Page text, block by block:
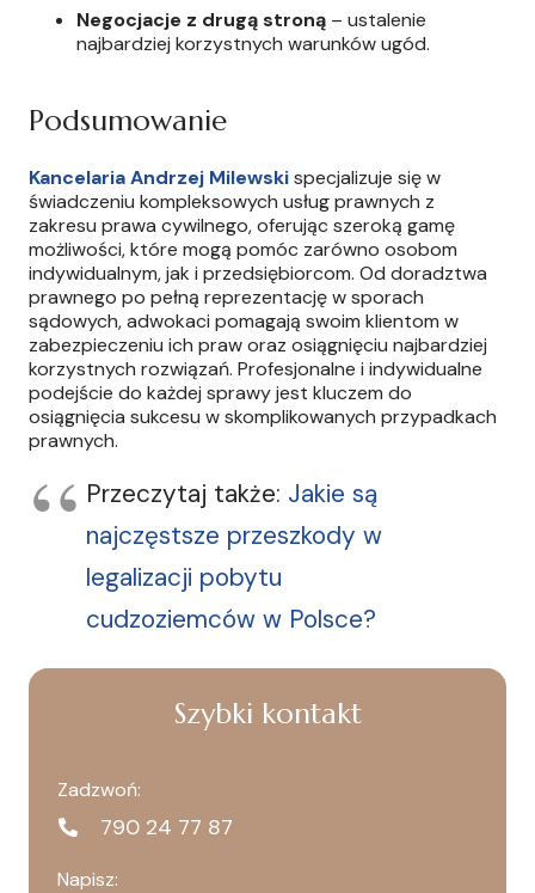
Negocjacje z drugą stroną – ustalenie
najbardziej korzystnych warunków ugód.
Podsumowanie
Kancelaria Andrzej Milewskispecjalizuje się w
świadczeniu kompleksowych usług prawnych z
zakresu prawa cywilnego, oferując szeroką gamę
możliwości, które mogą pomóc zarówno osobom
indywidualnym, jak i przedsiębiorcom. Od doradztwa
prawnego po pełną reprezentację w sporach
sądowych, adwokaci pomagają swoim klientom w
zabezpieczeniu ich praw oraz osiągnięciu najbardziej
korzystnych rozwiązań. Profesjonalne i indywidualne
podejście do każdej sprawy jest kluczem do
osiągnięcia sukcesu w skomplikowanych przypadkach
prawnych.
Przeczytaj także: Jakie są
najczęstsze przeszkody w
legalizacji pobytu
cudzoziemców w Polsce?
Szybki kontakt
Zadzwoń:
790 24 77 87
Napisz: